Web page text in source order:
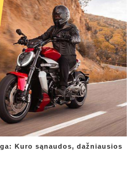
Kuro sąnaudos, dažniausios